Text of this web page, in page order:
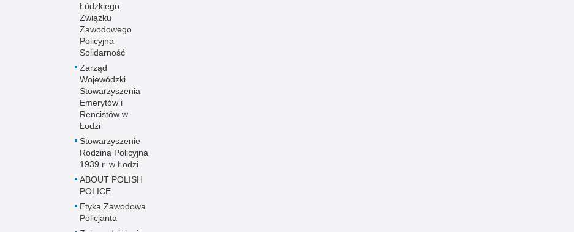
Łódzkiego
Związku
Zawodowego
Policyjna
Solidarność
Zarząd
Wojewódzki
Stowarzyszenia
Emerytów i
Rencistów w
Łodzi
Stowarzyszenie
Rodzina Policyjna
1939 r. w Łodzi
ABOUT POLISH
POLICE
Etyka Zawodowa
Policjanta